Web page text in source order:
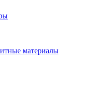
материалы